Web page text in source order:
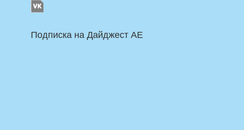
Подписка на Дайджест AE